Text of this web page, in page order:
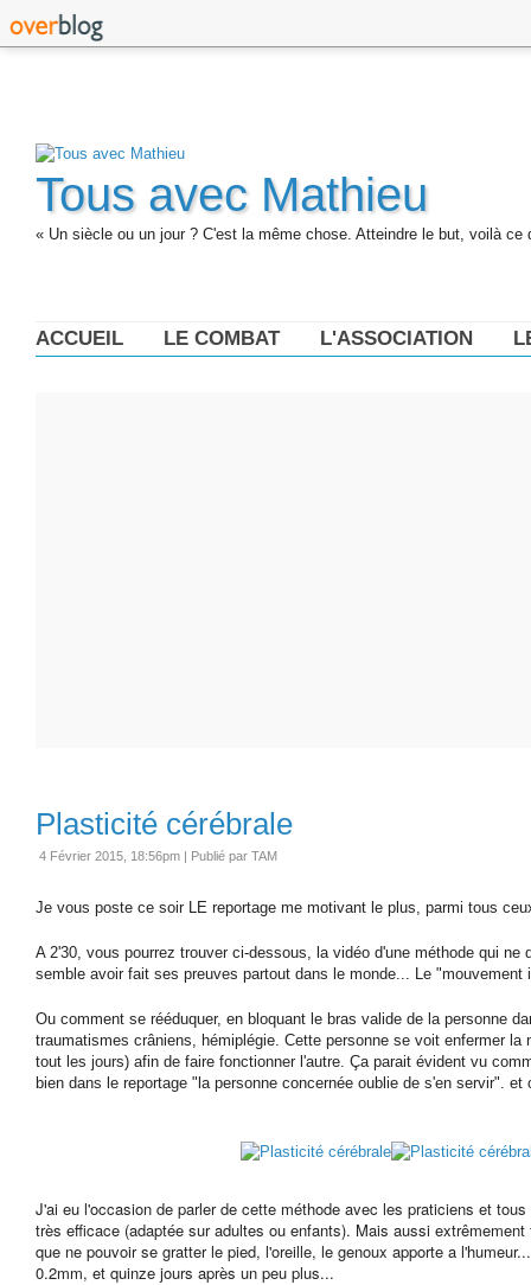
Tous avec Mathieu
« Un siècle ou un jour ? C'est la même chose. Atteindre le but, voilà ce
ACCUEIL LE COMBAT L'ASSOCIATION
Plasticité cérébrale
4 Février 2015, 18:56pm | Publié par TAM
Je vous poste ce soir LE reportage me motivant le plus, parmi tous
A 2'30, vous pourrez trouver ci-dessous, la vidéo d'une méthode qui ne
semble avoir fait ses preuves partout dans le monde... Le "mouvement
Ou comment se rééduquer, en bloquant le bras valide de la personne
traumatismes crâniens, hémiplégie. Cette personne se voit enfermer la
tout les jours) afin de faire fonctionner l'autre. Ça parait évident vu
bien dans le reportage "la personne concernée oublie de s'en servir".
J'ai eu l'occasion de parler de cette méthode avec les praticiens et
très efficace (adaptée sur adultes ou enfants). Mais aussi
que ne pouvoir se gratter le pied, l'oreille, le genoux apporte a
0.2mm, et quinze jours après un peu plus...